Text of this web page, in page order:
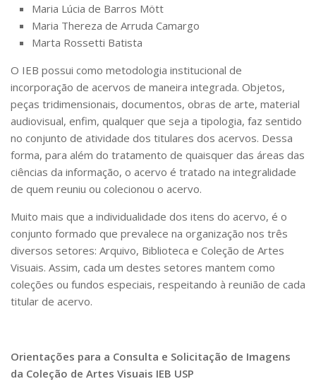
Licitações e Contratos
Abertas
Contratos
PCA
Divisão Administrativa Financeira
Sobre
Divisão de Apoio e Divulgação
Arquivo
Sobre
Catálogo on-line
Eventos
Maria Lúcia de Barros Mött
Maria Thereza de Arruda Camargo
Marta Rossetti Batista
O IEB possui como metodologia institucional de
incorporação de acervos de maneira integrada. Objetos,
peças tridimensionais, documentos, obras de arte, material
audiovisual, enfim, qualquer que seja a tipologia, faz sentido
no conjunto de atividade dos titulares dos acervos. Dessa
forma, para além do tratamento de quaisquer das áreas das
ciências da informação, o acervo é tratado na integralidade
de quem reuniu ou colecionou o acervo.
Muito mais que a individualidade dos itens do acervo, é o
conjunto formado que prevalece na organização nos três
diversos setores: Arquivo, Biblioteca e Coleção de Artes
Visuais. Assim, cada um destes setores mantem como
coleções ou fundos especiais, respeitando à reunião de cada
titular de acervo.
Orientações para a Consulta e Solicitação de Imagens
da Coleção de Artes Visuais IEB USP